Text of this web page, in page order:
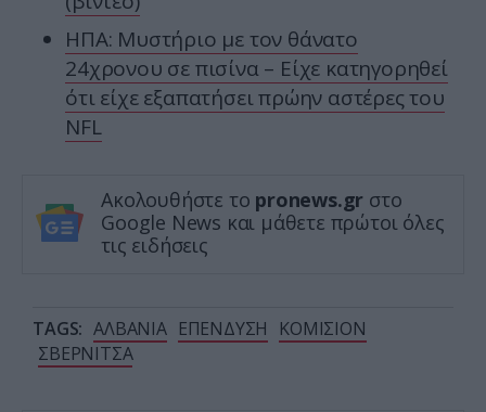
ΗΠΑ: Mυστήριο με τον θάνατο
24χρονου σε πισίνα – Είχε κατηγορηθεί
ότι είχε εξαπατήσει πρώην αστέρες του
NFL
Ακολουθήστε το pronews.gr στο
Google News και μάθετε πρώτοι όλες
τις ειδήσεις
TAGS: ΑΛΒΑΝΙΑ ΕΠΕΝΔΥΣΗ
ΚΟΜΙΣΙΟΝ
ΣΒΕΡΝΙΤΣΑ